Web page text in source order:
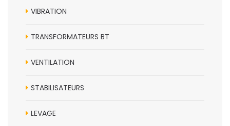
VIBRATION
TRANSFORMATEURS BT
VENTILATION
STABILISATEURS
LEVAGE